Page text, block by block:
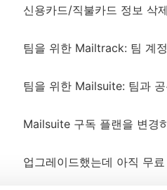
신용카드/직불카드 정보 삭
팀을 위한 Mailtrack: 팀 계
팀을 위한 Mailsuite: 팀과
Mailsuite 구독 플랜을 변경
업그레이드했는데 아직 무